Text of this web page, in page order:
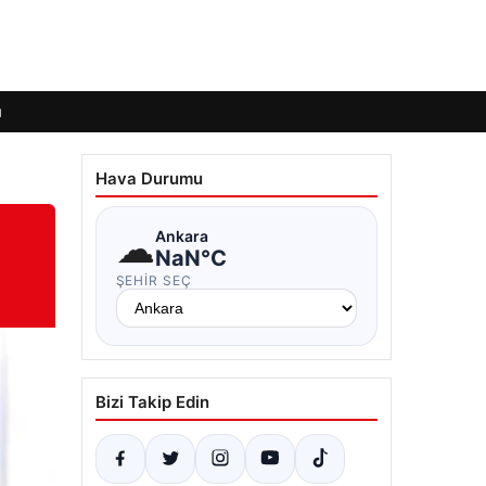
Hava Durumu
☁Ankara
NaN°C
ŞEHIR SEÇ
Bizi Takip Edin